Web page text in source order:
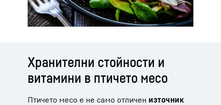
Хранителни стойности и
витамини в птичето месо
Птичето месо е не само отличен източник